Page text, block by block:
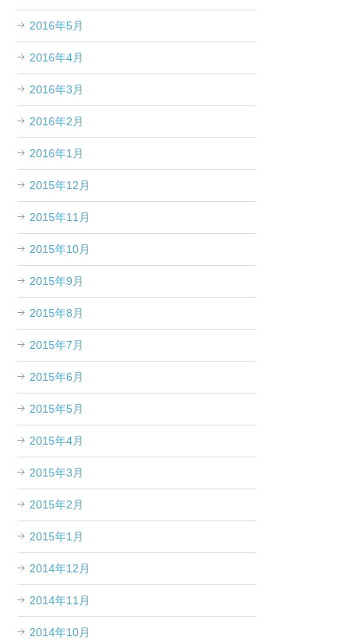
2016年5月
2016年4月
2016年3月
2016年2月
2016年1月
2015年12月
2015年11月
2015年10月
2015年9月
2015年8月
2015年7月
2015年6月
2015年5月
2015年4月
2015年3月
2015年2月
2015年1月
2014年12月
2014年11月
2014年10月